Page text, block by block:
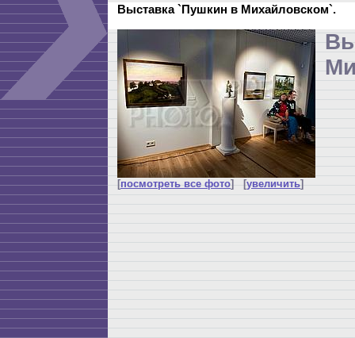
Выставка `Пушкин в Михайловском`.
[посмотреть все фото] [увеличить]